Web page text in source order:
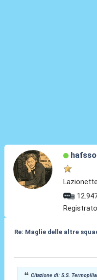
Registrato
Re: Maglie delle altre
Citazione di: S.S.